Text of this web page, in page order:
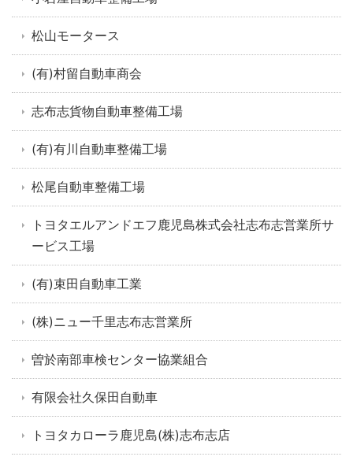
松山モータース
(有)村留自動車商会
志布志貨物自動車整備工場
(有)有川自動車整備工場
松尾自動車整備工場
トヨタエルアンドエフ鹿児島株式会社志布志営業所サ
ービス工場
(有)束田自動車工業
(株)ニュー千里志布志営業所
曽於南部車検センター協業組合
有限会社久保田自動車
トヨタカローラ鹿児島(株)志布志店